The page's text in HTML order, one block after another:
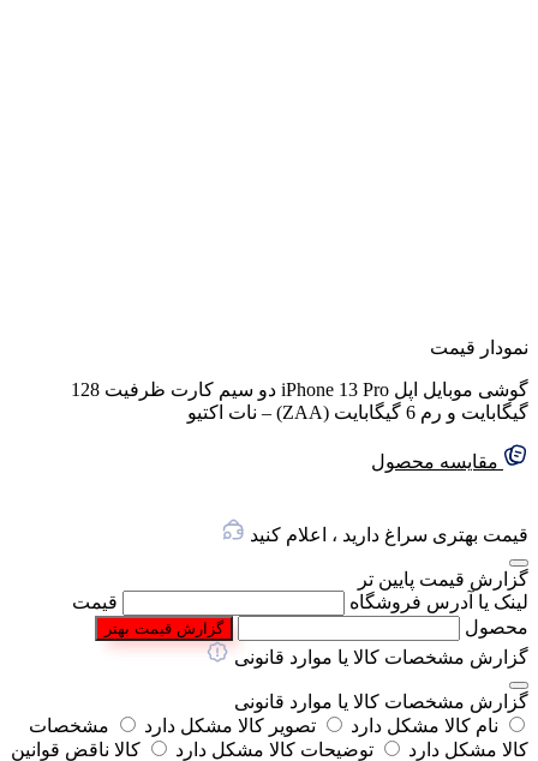
نمودار قیمت
گوشی موبایل اپل iPhone 13 Pro دو سیم‌ کارت ظرفیت 128
گیگابایت و رم 6 گیگابایت (ZAA) – نات اکتیو
مقایسه محصول
قیمت بهتری سراغ دارید ، اعلام کنید
گزارش قیمت پایین تر
لینک یا آدرس فروشگاه
قیمت
محصول
گزارش قیمت بهتر
گزارش مشخصات کالا یا موارد قانونی
گزارش مشخصات کالا یا موارد قانونی
نام کالا مشکل دارد
تصویر کالا مشکل دارد
مشخصات
کالا مشکل دارد
توضیحات کالا مشکل دارد
کالا ناقض قوانین